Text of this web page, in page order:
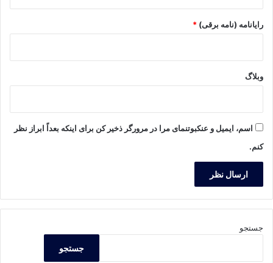
رایانامه (نامه برقی) *
وبلاگ
اسم، ایمیل و عنکبوتنمای مرا در مرورگر ذخیر کن برای اینکه بعداً ابراز نظر
کنم.
جستجو
جستجو